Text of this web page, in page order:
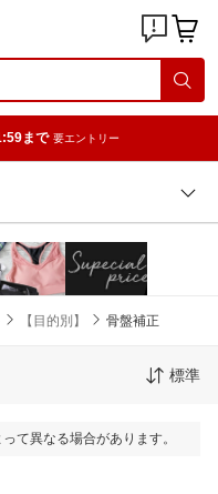
まで 要エントリー
【目的別】 骨盤補正
標準
て異なる場合があります。